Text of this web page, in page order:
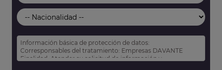
Información básica de protección de datos:
Corresponsables del tratamiento: Empresas DAVANTE
Finalidad: Atender su solicitud de información y